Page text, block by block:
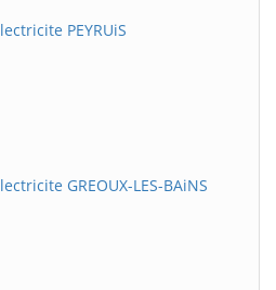
PEYRUiS
GREOUX-LES-BAiNS